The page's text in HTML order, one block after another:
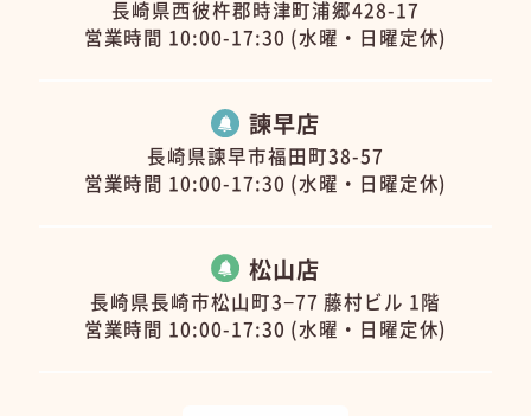
長崎県西彼杵郡時津町浦郷428-17
営業時間 10:00-17:30 (水曜・日曜定休)
諫早店
長崎県諫早市福田町38-57
営業時間 10:00-17:30 (水曜・日曜定休)
松山店
長崎県長崎市松山町3−77 藤村ビル 1階
営業時間 10:00-17:30 (水曜・日曜定休)